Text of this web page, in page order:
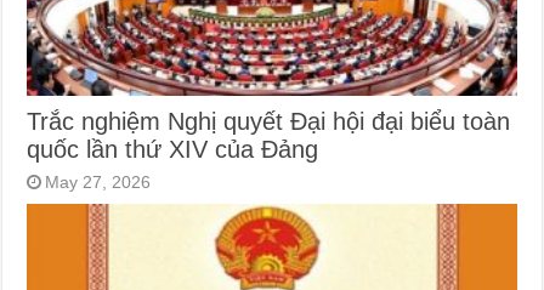
Trắc nghiệm Nghị quyết Đại hội đại biểu toàn
quốc lần thứ XIV của Đảng
May 27, 2026